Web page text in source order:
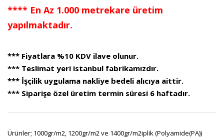
**** En Az 1.000 metrekare üretim
yapılmaktadır.
*** Fiyatlara %10 KDV ilave olunur.
*** Teslimat yeri istanbul fabrikamızdır.
*** İşçilik uygulama nakliye bedeli alıcıya aittir.
*** Siparişe özel üretim termin süresi 6 haftadır.
Ürünler; 1000gr/m2, 1200gr/m2 ve 1400gr/m2iplik (Polyamide(PA))